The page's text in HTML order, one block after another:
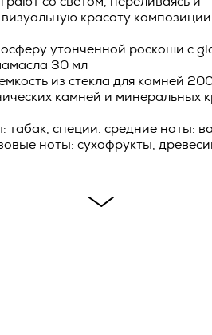
красоту
утонченной роскоши с
30 мл
из стекла для камней
камней и минеральных
табак, специи. средние ноты:
ноты: сухофрукты,
Оферты,
и
и